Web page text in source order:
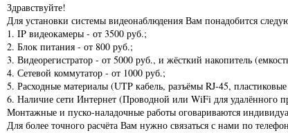
Здравствуйте!
Для установки системы видеонаблюдения Вам понадобится
1. IP видеокамеры - от 3500 руб.;
2. Блок питания - от 800 руб.;
3. Видеорегистратор - от 5000 руб., и жёсткий накопитель
4. Сетевой коммутатор - от 1000 руб.;
5. Расходные материалы (UTP кабель, разъёмы RJ-45,
6. Наличие сети Интернет (Проводной или WiFi для удалённого
Монтажные и пуско-наладочные работы оговариваются
Для более точного расчёта Вам нужно связаться с нами по